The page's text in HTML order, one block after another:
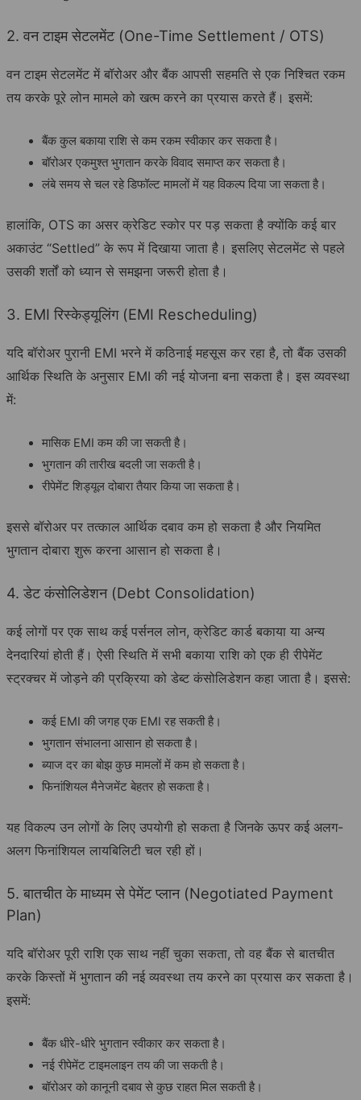
2. वन टाइम सेटलमेंट (One-Time Settlement / OTS)
वन टाइम सेटलमेंट में बॉरोअर और बैंक आपसी सहमति से एक निश्चित रकम
तय करके पूरे लोन मामले को खत्म करने का प्रयास करते हैं। इसमें:
बैंक कुल बकाया राशि से कम रकम स्वीकार कर सकता है।
बॉरोअर एकमुश्त भुगतान करके विवाद समाप्त कर सकता है।
लंबे समय से चल रहे डिफॉल्ट मामलों में यह विकल्प दिया जा सकता है।
हालांकि, OTS का असर क्रेडिट स्कोर पर पड़ सकता है क्योंकि कई बार
अकाउंट “Settled” के रूप में दिखाया जाता है। इसलिए सेटलमेंट से पहले
उसकी शर्तों को ध्यान से समझना जरूरी होता है।
3. EMI रिस्केड्यूलिंग (EMI Rescheduling)
यदि बॉरोअर पुरानी EMI भरने में कठिनाई महसूस कर रहा है, तो बैंक उसकी
आर्थिक स्थिति के अनुसार EMI की नई योजना बना सकता है। इस व्यवस्था
में:
मासिक EMI कम की जा सकती है।
भुगतान की तारीख बदली जा सकती है।
रीपेमेंट शिड्यूल दोबारा तैयार किया जा सकता है।
इससे बॉरोअर पर तत्काल आर्थिक दबाव कम हो सकता है और नियमित
भुगतान दोबारा शुरू करना आसान हो सकता है।
4. डेट कंसोलिडेशन (Debt Consolidation)
कई लोगों पर एक साथ कई पर्सनल लोन, क्रेडिट कार्ड बकाया या अन्य
देनदारियां होती हैं। ऐसी स्थिति में सभी बकाया राशि को एक ही रीपेमेंट
स्ट्रक्चर में जोड़ने की प्रक्रिया को डेब्ट कंसोलिडेशन कहा जाता है। इससे:
कई EMI की जगह एक EMI रह सकती है।
भुगतान संभालना आसान हो सकता है।
ब्याज दर का बोझ कुछ मामलों में कम हो सकता है।
फिनांशियल मैनेजमेंट बेहतर हो सकता है।
यह विकल्प उन लोगों के लिए उपयोगी हो सकता है जिनके ऊपर कई अलग-
अलग फिनांशियल लायबिलिटी चल रही हों।
5. बातचीत के माध्यम से पेमेंट प्लान (Negotiated Payment
Plan)
यदि बॉरोअर पूरी राशि एक साथ नहीं चुका सकता, तो वह बैंक से बातचीत
करके किस्तों में भुगतान की नई व्यवस्था तय करने का प्रयास कर सकता है।
इसमें:
बैंक धीरे-धीरे भुगतान स्वीकार कर सकता है।
नई रीपेमेंट टाइमलाइन तय की जा सकती है।
बॉरोअर को कानूनी दबाव से कुछ राहत मिल सकती है।